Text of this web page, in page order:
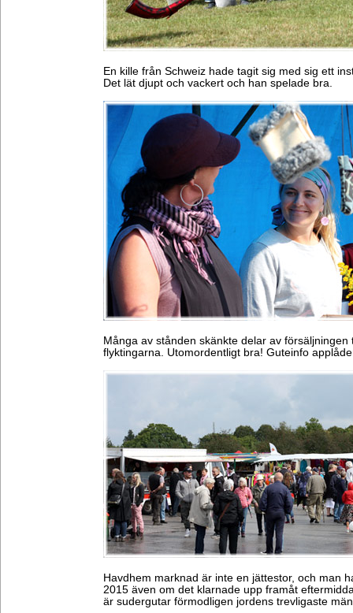
En kille från Schweiz hade tagit sig med sig ett
Det lät djupt och vackert och han spelade bra.
Många av stånden skänkte delar av försäljningen
flyktingarna. Utomordentligt bra! Guteinfo
Havdhem marknad är inte en jättestor, och man
2015 även om det klarnade upp framåt
är sudergutar förmodligen jordens trevligaste